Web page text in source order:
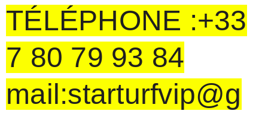
TÉLÉPHONE :+33
7 80 79 93 84
mail:starturfvip@g